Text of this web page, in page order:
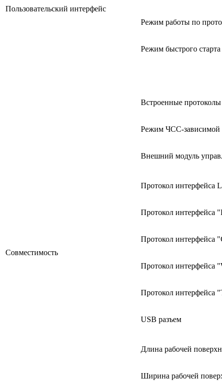
Пользовательский интерфейс
Режим работы по
Режим быстрого старта
Встроенные протоколы
Режим ЧСС-зависимой
Внешний модуль
Совместимость
Протокол интерфейса
Протокол интерфейса
Протокол интерфейса
Протокол интерфейса
Протокол интерфейса
USB разъем
Длина рабочей
Ширина рабочей